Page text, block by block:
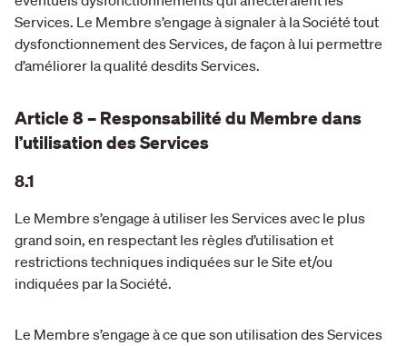
Services. Le Membre s’engage à signaler à la Société tout
dysfonctionnement des Services, de façon à lui permettre
d’améliorer la qualité desdits Services.
Article 8 – Responsabilité du Membre dans
l’utilisation des Services
8.1
Le Membre s’engage à utiliser les Services avec le plus
grand soin, en respectant les règles d’utilisation et
restrictions techniques indiquées sur le Site et/ou
indiquées par la Société.
Le Membre s’engage à ce que son utilisation des Services